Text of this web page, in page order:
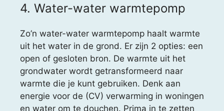
4. Water-water warmtepomp
Zo’n water-water warmtepomp haalt warmte
uit het water in de grond. Er zijn 2 opties: een
open of gesloten bron. De warmte uit het
grondwater wordt getransformeerd naar
warmte die je kunt gebruiken. Denk aan
energie voor de (CV) verwarming in woningen
en water om te douchen. Prima in te zetten